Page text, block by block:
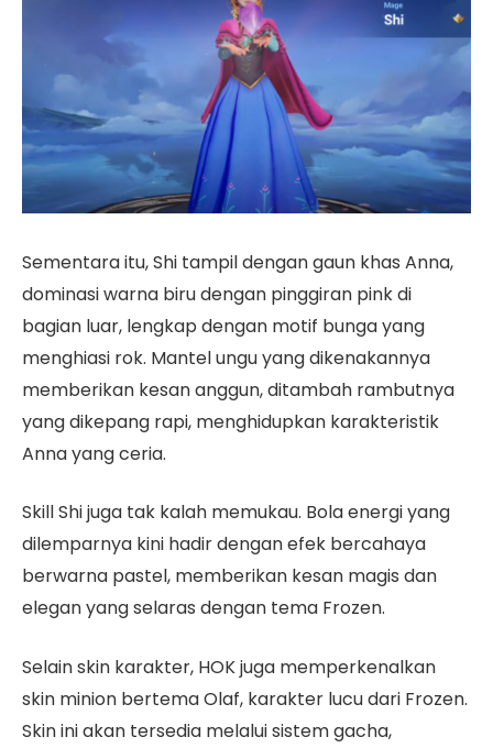
Sementara itu, Shi tampil dengan gaun khas Anna,
dominasi warna biru dengan pinggiran pink di
bagian luar, lengkap dengan motif bunga yang
menghiasi rok. Mantel ungu yang dikenakannya
memberikan kesan anggun, ditambah rambutnya
yang dikepang rapi, menghidupkan karakteristik
Anna yang ceria.
Skill Shi juga tak kalah memukau. Bola energi yang
dilemparnya kini hadir dengan efek bercahaya
berwarna pastel, memberikan kesan magis dan
elegan yang selaras dengan tema Frozen.
Selain skin karakter, HOK juga memperkenalkan
skin minion bertema Olaf, karakter lucu dari Frozen.
Skin ini akan tersedia melalui sistem gacha,